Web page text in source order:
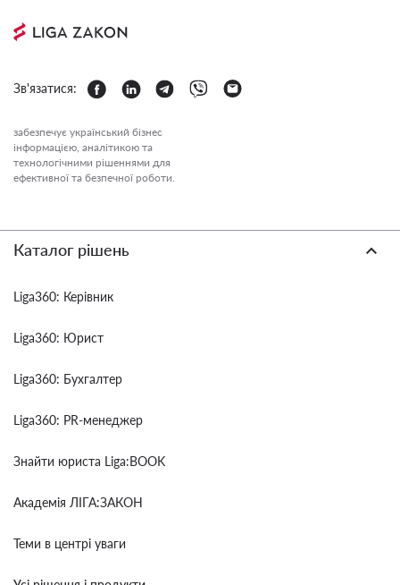
Зв'язатися:
забезпечує український бізнес
інформацією, аналітикою та
технологічними рішеннями для
ефективної та безпечної роботи.
Каталог рішень
Liga360: Керівник
Liga360: Юрист
Liga360: Бухгалтер
Liga360: PR-менеджер
Знайти юриста Liga:BOOK
Академія ЛІГА:ЗАКОН
Теми в центрі уваги